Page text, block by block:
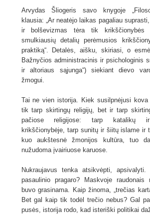
Arvydas Šliogeris savo knygoje
klausia: „Ar neatėjo laikas pagaliau
ir bolševizmas tėra tik krikščionybės
smulkiausių detalių perėmusios
praktiką“. Detalės, aišku, skiriasi, o
Bažnyčios administracinis ir psichologinis
ir altoriaus sąjunga“) siekiant dievo
žmogui.
Tai ne vien istorija. Kiek susilpnėjusi kova
tik tarp skirtingų religijų, bet ir tarp
pačiose religijose: tarp katalikų ir
krikščionybėje, tarp sunitų ir šiitų islame ir
kuo aukštesnė žmonijos kultūra, tuo
nužudoma įvairiuose karuose.
Nukraujavus tenka atsikvėpti,
pasaulinio pragaro? Maskvoje raudonais
buvo grasinama. Kaip žinoma, „trečias
Bet gal kaip tik todėl trečio nebus? Gal
pusės, istorija rodo, kad isteriški politikai